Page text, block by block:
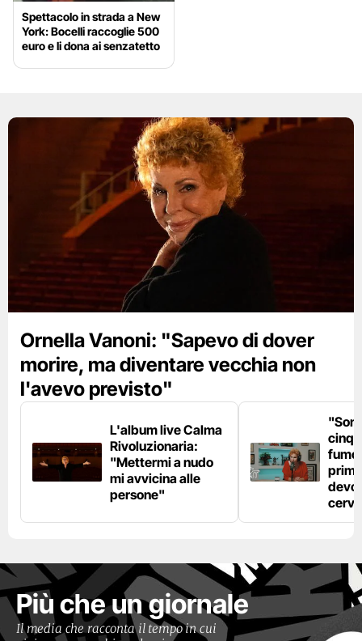
Spettacolo in strada a New
York: Bocelli raccoglie 500
euro e li dona ai senzatetto
Ornella Vanoni: "Sapevo di dover
morire, ma diventare vecchia non
l'avevo previsto"
L'album live Calma
Rivoluzionaria:
"Mettermi a nudo
mi avvicina alle
persone"
fumo
devo
Più che un giornale
Il media che racconta il tempo in cui